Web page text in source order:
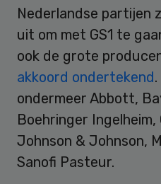
Nederlandse partijen
uit om met GS1 te
ook de grote
akkoord ondertekend
ondermeer Abbott,
Boehringer
Johnson & Johnson,
Sanofi Pasteur.